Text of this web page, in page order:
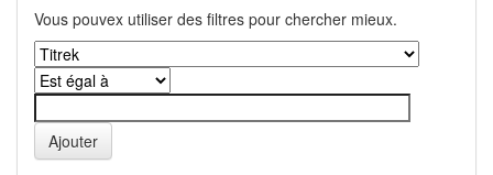
Vous pouvex utiliser des filtres pour chercher mieux.